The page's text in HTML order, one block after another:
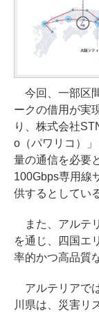
今回、一部区
ークの借用が実
り、株式会社
o（パワリコ）
量の通信を必要
100Gbps専用線
供するとしてい
また、アルテ
を通じ、四国エ
率的かつ高品質
アルテリアで
川県は、災害リ